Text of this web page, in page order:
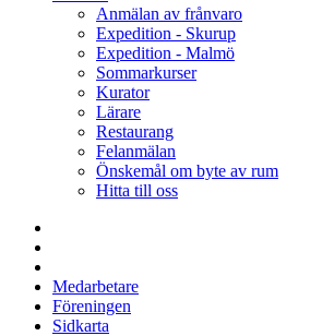
Anmälan av frånvaro
Expedition - Skurup
Expedition - Malmö
Sommarkurser
Kurator
Lärare
Restaurang
Felanmälan
Önskemål om byte av rum
Hitta till oss
Medarbetare
Föreningen
Sidkarta